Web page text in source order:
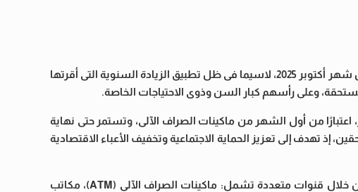
يترقب ملايين المواطنين وأصحاب المعاشات باهتمام موعد صرف مستحقاتهم عن شهر أكتوبر 2025، لاسيما فى ظل تطبيق الزيادة السنوية التى أقرتها
وعلى رأسهم كبار السن وذوى الاحتياجات الخاصة.
من أول الشهر من ماكينات الصراف الآلى، وتستمر حتى نهاية
والمستحقين، إذ تهدف إلى تعزيز الحماية الاجتماعية وتخفيف الأعباء الاقتصادية
وتوفر الهيئة مجموعة من الوسائل لتسهيل صرف المعاشات ومنع التكدس، من خلال قنوات متعددة تشمل: ماكينات الصراف الآلى (ATM)، مكاتب